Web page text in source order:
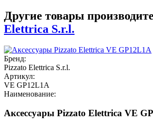
Другие товары
Elettrica S.r.l.
Бренд:
Pizzato Elettrica S.r.l.
Артикул:
VE GP12L1A
Наименование:
Аксессуары Pizzato Elettrica VE